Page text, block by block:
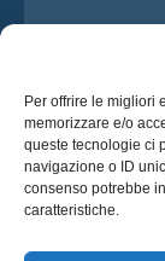
Per offrire le migliori
memorizzare e/o
queste tecnologie ci
navigazione o ID
consenso potrebbe
caratteristiche.Ho letto